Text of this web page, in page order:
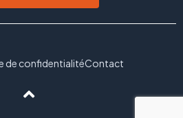
de confidentialitéContact